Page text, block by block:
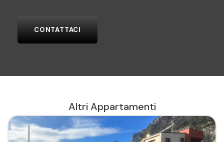
CONTATTACI
Altri Appartamenti